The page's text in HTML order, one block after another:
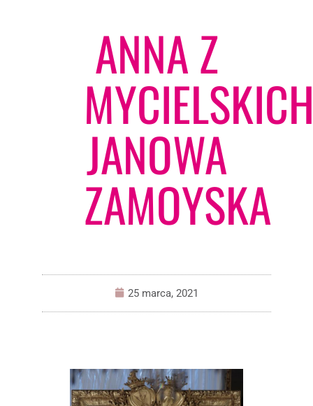
ANNA Z
JANOWA
ZAMOYSKA
25 marca, 2021